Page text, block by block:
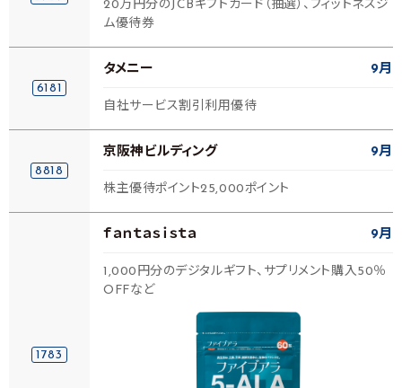
20万円分のJCBギフトカード（抽選）、フィットネスジ
ム優待券
6181
タメニー 9月
自社サービス割引利用優待
8818
京阪神ビルディング 9月
株主優待ポイント25,000ポイント
1783
ｆａｎｔａｓｉｓｔａ 9月
1,000円分のデジタルギフト、サプリメント購入50％
OFFなど